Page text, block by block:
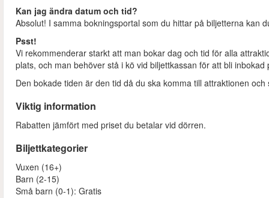
Kan jag ändra datum och tid?
Absolut! I samma bokningsportal som du hittar på biljetterna kan
Psst!
Vi rekommenderar starkt att man bokar dag och tid för alla
plats, och man behöver stå i kö vid biljettkassan för att bli
Den bokade tiden är den tid då du ska komma till attraktionen
Viktig information
Rabatten jämfört med priset du betalar vid dörren.
Biljettkategorier
Vuxen (16+)
Barn (2-15)
Små barn (0-1): Gratis